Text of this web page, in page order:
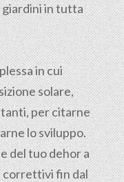
giardini in tutta
in cui
solare,
per citarne
lo sviluppo.
del tuo dehor a
correttivi fin dal